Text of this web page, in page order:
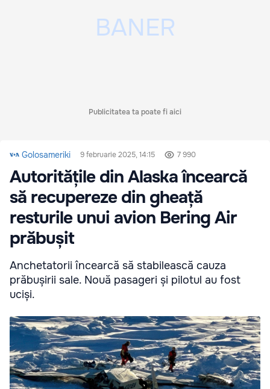
Publicitatea ta poate fi aici
Golosameriki 9 februarie 2025, 14:15 7 990
Autoritățile din Alaska încearcă
să recupereze din gheață
resturile unui avion Bering Air
prăbușit
Anchetatorii încearcă să stabilească cauza
prăbușirii sale. Nouă pasageri și pilotul au fost
uciși.